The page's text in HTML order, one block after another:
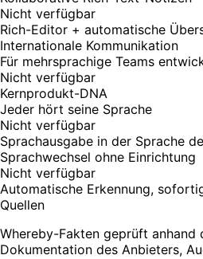
Nicht verfügbar
Rich-Editor + automatische
Internationale Kommunikation
Für mehrsprachige Teams
Nicht verfügbar
Kernprodukt-DNA
Jeder hört seine Sprache
Nicht verfügbar
Sprachausgabe in der Sprache
Sprachwechsel ohne Einrichtung
Nicht verfügbar
Automatische Erkennung,
Quellen
Whereby-Fakten geprüft anhand
Dokumentation des Anbieters,